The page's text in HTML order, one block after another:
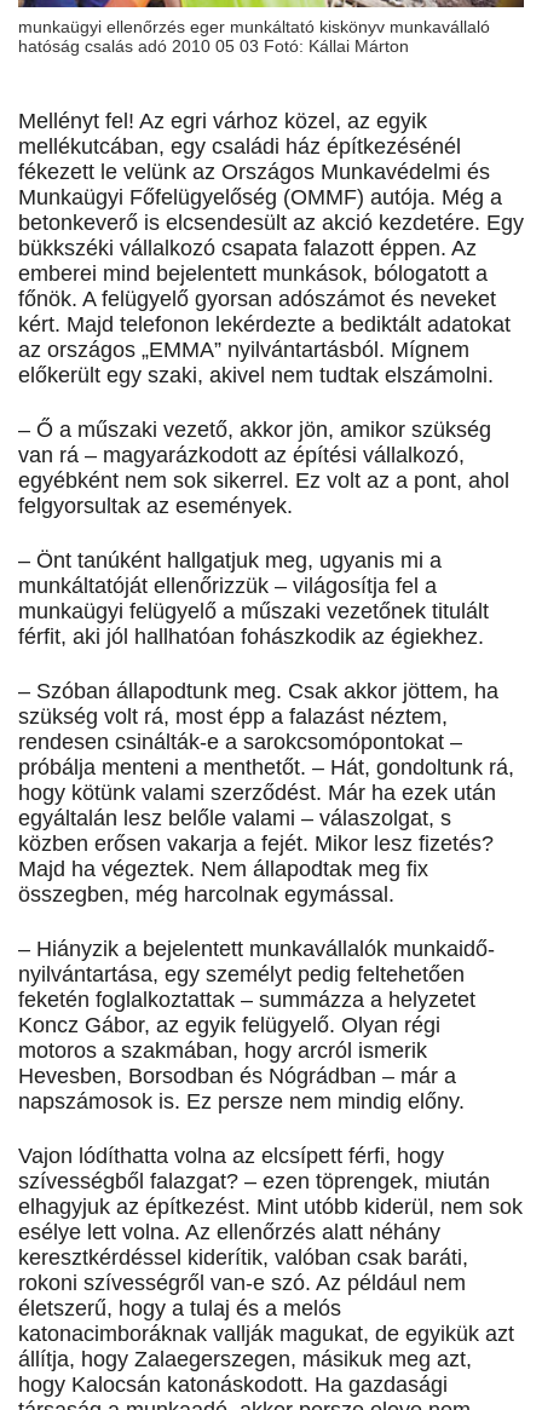
munkaügyi ellenőrzés eger munkáltató kiskönyv munkavállaló
hatóság csalás adó 2010 05 03 Fotó: Kállai Márton
Mellényt fel! Az egri várhoz közel, az egyik
mellékutcában, egy családi ház építkezésénél
fékezett le velünk az Országos Munkavédelmi és
Munkaügyi Főfelügyelőség (OMMF) autója. Még a
betonkeverő is elcsendesült az akció kezdetére. Egy
bükkszéki vállalkozó csapata falazott éppen. Az
emberei mind bejelentett munkások, bólogatott a
főnök. A felügyelő gyorsan adószámot és neveket
kért. Majd telefonon lekérdezte a bediktált adatokat
az országos „EMMA” nyilvántartásból. Mígnem
előkerült egy szaki, akivel nem tudtak elszámolni.
– Ő a műszaki vezető, akkor jön, amikor szükség
van rá – magyarázkodott az építési vállalkozó,
egyébként nem sok sikerrel. Ez volt az a pont, ahol
felgyorsultak az események.
– Önt tanúként hallgatjuk meg, ugyanis mi a
munkáltatóját ellenőrizzük – világosítja fel a
munkaügyi felügyelő a műszaki vezetőnek titulált
férfit, aki jól hallhatóan fohászkodik az égiekhez.
– Szóban állapodtunk meg. Csak akkor jöttem, ha
szükség volt rá, most épp a falazást néztem,
rendesen csinálták-e a sarokcsomópontokat –
próbálja menteni a menthetőt. – Hát, gondoltunk rá,
hogy kötünk valami szerződést. Már ha ezek után
egyáltalán lesz belőle valami – válaszolgat, s
közben erősen vakarja a fejét. Mikor lesz fizetés?
Majd ha végeztek. Nem állapodtak meg fix
összegben, még harcolnak egymással.
– Hiányzik a bejelentett munkavállalók munkaidő-
nyilvántartása, egy személyt pedig feltehetően
feketén foglalkoztattak – summázza a helyzetet
Koncz Gábor, az egyik felügyelő. Olyan régi
motoros a szakmában, hogy arcról ismerik
Hevesben, Borsodban és Nógrádban – már a
napszámosok is. Ez persze nem mindig előny.
Vajon lódíthatta volna az elcsípett férfi, hogy
szívességből falazgat? – ezen töprengek, miután
elhagyjuk az építkezést. Mint utóbb kiderül, nem sok
esélye lett volna. Az ellenőrzés alatt néhány
keresztkérdéssel kiderítik, valóban csak baráti,
rokoni szívességről van-e szó. Az például nem
életszerű, hogy a tulaj és a melós
katonacimboráknak vallják magukat, de egyikük azt
állítja, hogy Zalaegerszegen, másikuk meg azt,
hogy Kalocsán katonáskodott. Ha gazdasági